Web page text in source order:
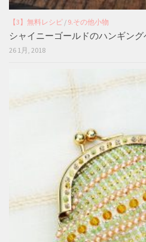
【3】無料レシピ / 9.その他小物
シャイニーゴールドのハンギング
26 1月, 2018